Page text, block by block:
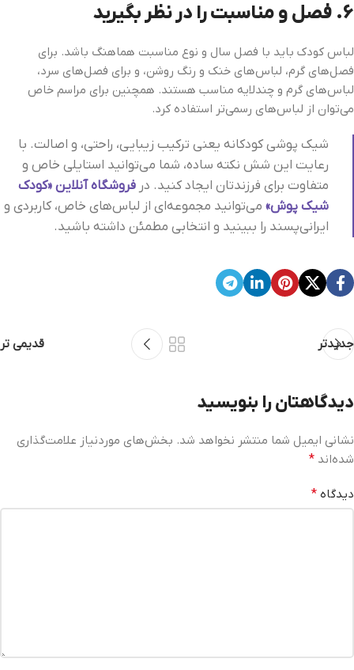
6. فصل و مناسبت را در نظر بگیرید
لباس کودک باید با فصل سال و نوع مناسبت هماهنگ باشد. برای
فصل‌های گرم، لباس‌های خنک و رنگ روشن، و برای فصل‌های سرد،
لباس‌های گرم و چندلایه مناسب هستند. همچنین برای مراسم خاص
می‌توان از لباس‌های رسمی‌تر استفاده کرد.
شیک‌ پوشی کودکانه یعنی ترکیب زیبایی، راحتی، و اصالت. با
رعایت این شش نکته ساده، شما می‌توانید استایلی خاص و
متفاوت برای فرزندتان ایجاد کنید. در فروشگاه آنلاین «کودک
شیک‌ پوش» می‌توانید مجموعه‌ای از لباس‌های خاص، کاربردی و
ایرانی‌پسند را ببینید و انتخابی مطمئن داشته باشید.
جدیدتر قدیمی تر
دیدگاهتان را بنویسید
نشانی ایمیل شما منتشر نخواهد شد. بخش‌های موردنیاز علامت‌گذاری
شده‌اند *
دیدگاه *